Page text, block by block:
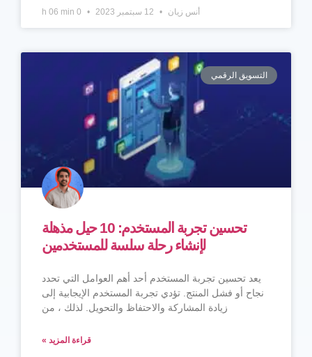
أنس زيان
التسويق الرقمي
تحسين تجربة المستخدم: 10 حيل مذهلة
لإنشاء رحلة سلسة للمستخدمين
يعد تحسين تجربة المستخدم أحد أهم العوامل التي تحدد
نجاح أو فشل المنتج. تؤدي تجربة المستخدم الإيجابية إلى
زيادة المشاركة والاحتفاظ والتحويل. لذلك ، من
قراءة المزيد »